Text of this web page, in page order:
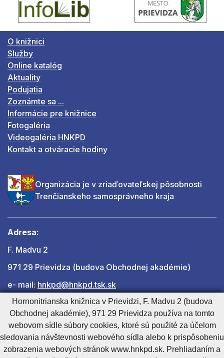
O knižnici
Služby
Online katalóg
Aktuality
Podujatia
Zoznámte sa ...
Informácie pre knižnice
Fotogaléria
Videogaléria HNKPD
Kontakt a otváracie hodiny
Organizácia je v zriaďovateľskej pôsobnosti
Trenčianskeho samosprávneho kraja
Adresa:
F. Madvu 2
971 29 Prievidza (budova Obchodnej akadémie)
e- mail: hnkpd@hnkpd.tsk.sk
Ďalšie kontakty
Cookies nastavenieCookies - viac informáciíVyhlásenie o prístupnosti
Hornonitrianska knižnica v Prievidzi, F. Madvu 2 (budova
Obchodnej akadémie), 971 29 Prievidza používa na tomto
webovom sídle súbory cookies, ktoré sú použité za účelom
sledovania návštevnosti webového sídla alebo k prispôsobeniu
zobrazenia webových stránok www.hnkpd.sk. Prehliadaním a